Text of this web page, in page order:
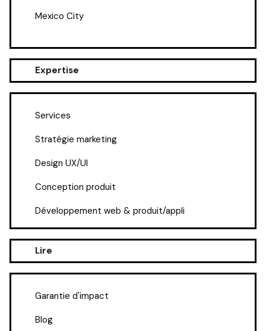
Mexico City
Expertise
Services
Stratégie marketing
Design UX/UI
Conception produit
Développement web & produit/appli
Lire
Garantie d'impact
Blog